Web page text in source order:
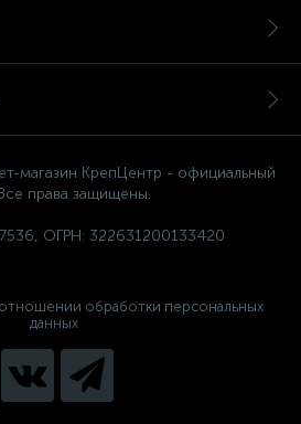
магазин КрепЦентр - официальный
права защищены.
ОГРН: 322631200133420
обработки персональных
данных